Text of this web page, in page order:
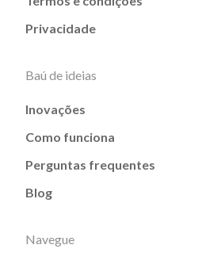
Privacidade
Baú de ideias
Inovações
Como funciona
Perguntas frequentes
Blog
Navegue